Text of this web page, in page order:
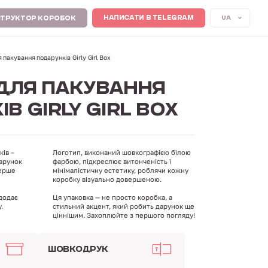
КОРОБОК НАПИСАТИ В TELEGRAM UA
пакування подарунків Girly Girl Box
ПАКУВАННЯ
GIRLY GIRL BOX
–
Логотип, виконаний шовкографією білою
фарбою, підкреслює витонченість і
мінімалістичну естетику, роблячи кожну
коробку візуально довершеною.
Ця упаковка — не просто коробка, а
стильний акцент, який робить дарунок ще
ціннішим. Захоплюйте з першого погляду!
ШОВКОДРУК